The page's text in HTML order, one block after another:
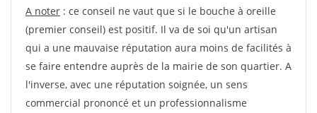
A noter : ce conseil ne vaut que si le bouche à oreille
(premier conseil) est positif. Il va de soi qu'un artisan
qui a une mauvaise réputation aura moins de facilités à
se faire entendre auprès de la mairie de son quartier. A
l'inverse, avec une réputation soignée, un sens
commercial prononcé et un professionnalisme